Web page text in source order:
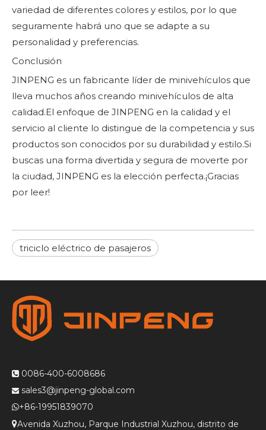
variedad de diferentes colores y estilos, por lo que
seguramente habrá uno que se adapte a su
personalidad y preferencias.
Conclusión
JINPENG es un fabricante líder de minivehículos que
lleva muchos años creando minivehículos de alta
calidad.El enfoque de JINPENG en la calidad y el
servicio al cliente lo distingue de la competencia y sus
productos son conocidos por su durabilidad y estilo.Si
buscas una forma divertida y segura de moverte por
la ciudad, JINPENG es la elección perfecta.¡Gracias
por leer!
triciclo eléctrico de pasajeros
 0086-400-6008686
 sales3@jinpeng-global.com
+86-19951839070
Avenida Xuzhou, Parque Industrial Xuzhou, distrito de